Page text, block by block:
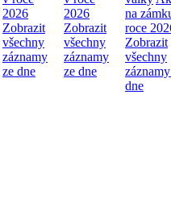
2026
Zobrazit
všechny
záznamy
ze dne
2026
Zobrazit
všechny
záznamy
ze dne
na
roce
Zobrazit
všechny
dne